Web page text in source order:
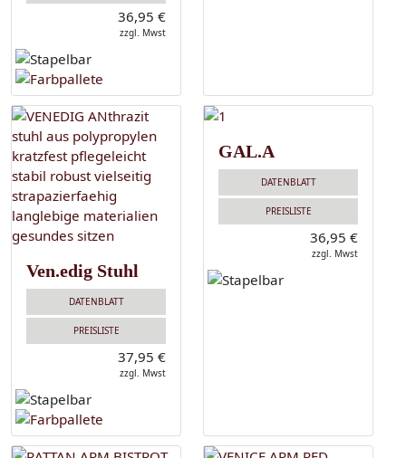
36,95 €
zzgl. Mwst
Ven.edig Stuhl
DATENBLATT
PREISLISTE
37,95 €
zzgl. Mwst
GAL.A
DATENBLATT
PREISLISTE
36,95 €
zzgl. Mwst